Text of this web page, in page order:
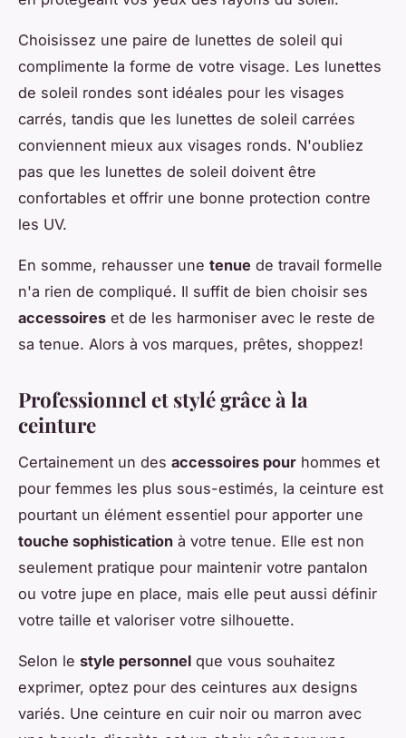
Choisissez une paire de lunettes de soleil qui
complimente la forme de votre visage. Les lunettes
de soleil rondes sont idéales pour les visages
carrés, tandis que les lunettes de soleil carrées
conviennent mieux aux visages ronds. N'oubliez
pas que les lunettes de soleil doivent être
confortables et offrir une bonne protection contre
les UV.
En somme, rehausser une tenue de travail formelle
n'a rien de compliqué. Il suffit de bien choisir ses
accessoires et de les harmoniser avec le reste de
sa tenue. Alors à vos marques, prêtes, shoppez!
Professionnel et stylé grâce à la
ceinture
Certainement un des accessoires pour hommes et
pour femmes les plus sous-estimés, la ceinture est
pourtant un élément essentiel pour apporter une
touche sophistication à votre tenue. Elle est non
seulement pratique pour maintenir votre pantalon
ou votre jupe en place, mais elle peut aussi définir
votre taille et valoriser votre silhouette.
Selon le style personnel que vous souhaitez
exprimer, optez pour des ceintures aux designs
variés. Une ceinture en cuir noir ou marron avec